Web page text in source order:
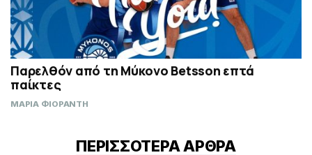
Παρελθόν από τη Μύκονο Betsson επτά
παίκτες
ΜΑΡΙΑ ΦΙΟΡΑΝΤΗ
ΠΕΡΙΣΣΟΤΕΡΑ ΑΡΘΡΑ